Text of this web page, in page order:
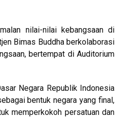
nilai-nilai kebangsaan di
Bimas Buddha berkolaborasi
bertempat di Auditorium
Negara Republik Indonesia
bentuk negara yang final,
memperkokoh persatuan dan